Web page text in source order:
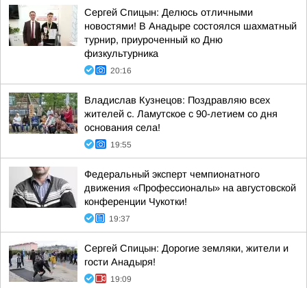
Сергей Спицын: Делюсь отличными
новостями! В Анадыре состоялся шахматный
турнир, приуроченный ко Дню
физкультурника
20:16
Владислав Кузнецов: Поздравляю всех
жителей с. Ламутское с 90-летием со дня
основания села!
19:55
Федеральный эксперт чемпионатного
движения «Профессионалы» на августовской
конференции Чукотки!
19:37
Сергей Спицын: Дорогие земляки, жители и
гости Анадыря!
19:09